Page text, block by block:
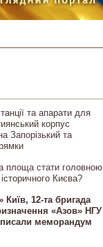
та апарати для
корпус
Запорізький та
площа стати головною
Києва?
12-та бригада
«Азов» НГУ
меморандум